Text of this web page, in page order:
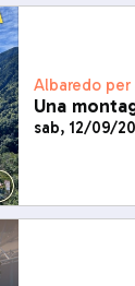
Albaredo per
Una
sab, 12/09/